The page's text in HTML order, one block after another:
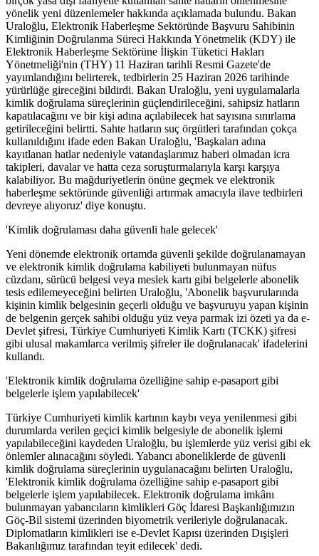
yönelik yeni düzenlemeler hakkında açıklamada bulundu. Bakan
Uraloğlu, Elektronik Haberleşme Sektöründe Başvuru Sahibinin
Kimliğinin Doğrulanma Süreci Hakkında Yönetmelik (KDY) ile
Elektronik Haberleşme Sektörüne İlişkin Tüketici Hakları
Yönetmeliği'nin (THY) 11 Haziran tarihli Resmi Gazete'de
yayımlandığını belirterek, tedbirlerin 25 Haziran 2026 tarihinde
yürürlüğe gireceğini bildirdi. Bakan Uraloğlu, yeni uygulamalarla
kimlik doğrulama süreçlerinin güçlendirileceğini, sahipsiz hatların
kapatılacağını ve bir kişi adına açılabilecek hat sayısına sınırlama
getirileceğini belirtti. Sahte hatların suç örgütleri tarafından çokça
kullanıldığını ifade eden Bakan Uraloğlu, 'Başkaları adına
kayıtlanan hatlar nedeniyle vatandaşlarımız haberi olmadan icra
takipleri, davalar ve hatta ceza soruşturmalarıyla karşı karşıya
kalabiliyor. Bu mağduriyetlerin önüne geçmek ve elektronik
haberleşme sektöründe güvenliği artırmak amacıyla ilave tedbirleri
devreye alıyoruz' diye konuştu.
'Kimlik doğrulaması daha güvenli hale gelecek'
Yeni dönemde elektronik ortamda güvenli şekilde doğrulanamayan
ve elektronik kimlik doğrulama kabiliyeti bulunmayan nüfus
cüzdanı, sürücü belgesi veya meslek kartı gibi belgelerle abonelik
tesis edilemeyeceğini belirten Uraloğlu, 'Abonelik başvurularında
kişinin kimlik belgesinin geçerli olduğu ve başvuruyu yapan kişinin
de belgenin gerçek sahibi olduğu yüz veya parmak izi özeti ya da e-
Devlet şifresi, Türkiye Cumhuriyeti Kimlik Kartı (TCKK) şifresi
gibi ulusal makamlarca verilmiş şifreler ile doğrulanacak' ifadelerini
kullandı.
'Elektronik kimlik doğrulama özelliğine sahip e-pasaport gibi
belgelerle işlem yapılabilecek'
Türkiye Cumhuriyeti kimlik kartının kaybı veya yenilenmesi gibi
durumlarda verilen geçici kimlik belgesiyle de abonelik işlemi
yapılabileceğini kaydeden Uraloğlu, bu işlemlerde yüz verisi gibi ek
önlemler alınacağını söyledi. Yabancı aboneliklerde de güvenli
kimlik doğrulama süreçlerinin uygulanacağını belirten Uraloğlu,
'Elektronik kimlik doğrulama özelliğine sahip e-pasaport gibi
belgelerle işlem yapılabilecek. Elektronik doğrulama imkânı
bulunmayan yabancıların kimlikleri Göç İdaresi Başkanlığımızın
Göç-Bil sistemi üzerinden biyometrik verileriyle doğrulanacak.
Diplomatların kimlikleri ise e-Devlet Kapısı üzerinden Dışişleri
Bakanlığımız tarafından teyit edilecek' dedi.